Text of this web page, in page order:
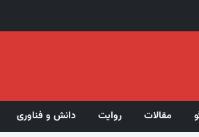
مقالات روایت دانش و فناوری